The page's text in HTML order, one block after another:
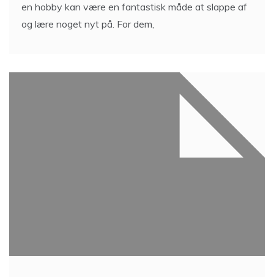
en hobby kan være en fantastisk måde at slappe af
og lære noget nyt på. For dem,